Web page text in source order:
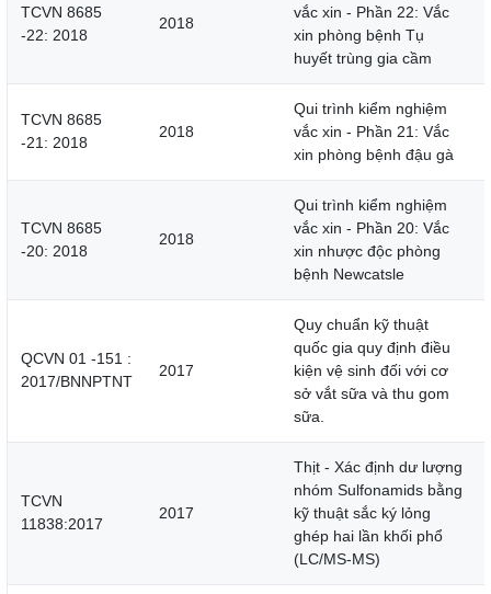
TCVN 8685
-22: 2018
2018
vắc xin - Phần 22: Vắc
xin phòng bệnh Tụ
huyết trùng gia cầm
TCVN 8685
-21: 2018
2018
Qui trình kiểm nghiệm
vắc xin - Phần 21: Vắc
xin phòng bệnh đậu gà
TCVN 8685
-20: 2018
2018
Qui trình kiểm nghiệm
vắc xin - Phần 20: Vắc
xin nhược độc phòng
bệnh Newcatsle
QCVN 01 -151 :
2017/BNNPTNT
2017
Quy chuẩn kỹ thuật
quốc gia quy định điều
kiện vệ sinh đối với cơ
sở vắt sữa và thu gom
sữa.
TCVN
11838:2017
2017
Thịt - Xác định dư lượng
nhóm Sulfonamids bằng
kỹ thuật sắc ký lỏng
ghép hai lần khối phổ
(LC/MS-MS)